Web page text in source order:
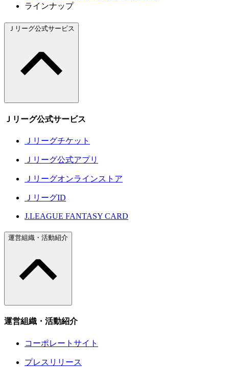
ラインナップ
Ｊリーグ公式サービス
Ｊリーグ公式サービス
Ｊリーグチケット
Ｊリーグ公式アプリ
Ｊリーグオンラインストア
ＪリーグID
J.LEAGUE FANTASY CARD
運営組織・活動紹介
運営組織・活動紹介
コーポレートサイト
プレスリリース